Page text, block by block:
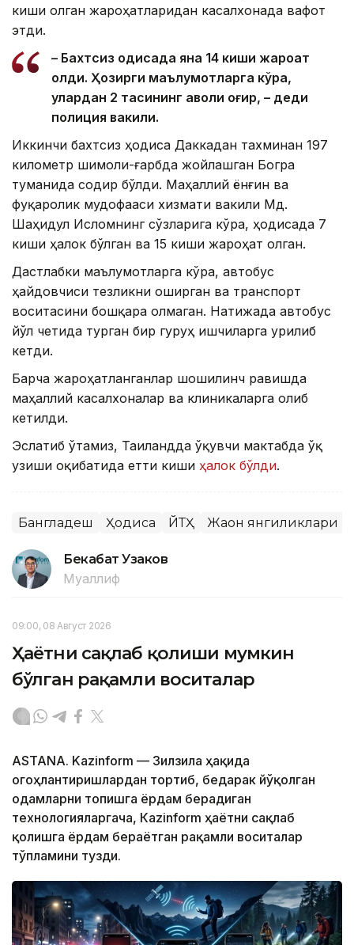
киши олган жароҳатларидан касалхонада вафот
этди.
– Бахтсиз ҳодисада яна 14 киши жароҳат
олди. Ҳозирги маълумотларга кўра,
улардан 2 тасининг аҳволи оғир, – деди
полиция вакили.
Иккинчи бахтсиз ҳодиса Даккадан тахминан 197
километр шимоли-ғарбда жойлашган Богра
туманида содир бўлди. Маҳаллий ёнғин ва
фуқаролик мудофааси хизмати вакили Мд.
Шаҳидул Исломнинг сўзларига кўра, ҳодисада 7
киши ҳалок бўлган ва 15 киши жароҳат олган.
Дастлабки маълумотларга кўра, автобус
ҳайдовчиси тезликни оширган ва транспорт
воситасини бошқара олмаган. Натижада автобус
йўл четида турган бир гуруҳ ишчиларга урилиб
кетди.
Барча жароҳатланганлар шошилинч равишда
маҳаллий касалхоналар ва клиникаларга олиб
кетилди.
Эслатиб ўтамиз, Таиландда ўқувчи мактабда ўқ
узиши оқибатида етти киши ҳалок бўлди.
Бангладеш Ҳодиса ЙТҲ Жаҳон янгиликлари
Бекабат Узаков
Муаллиф
09:00, 08 Август 2026
Ҳаётни сақлаб қолиши мумкин
бўлган рақамли воситалар
ASTANA. Kazinform — Зилзила ҳақида
огоҳлантиришлардан тортиб, бедарак йўқолган
одамларни топишга ёрдам берадиган
технологияларгача, Кazinform ҳаётни сақлаб
қолишга ёрдам бераётган рақамли воситалар
тўпламини тузди.